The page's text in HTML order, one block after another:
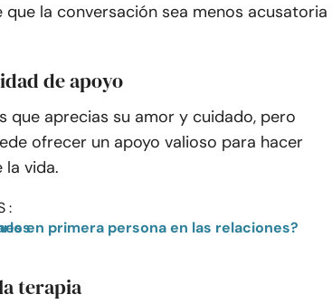
que la conversación sea menos acusatoria
de apoyo
que aprecias su amor y cuidado, pero
ofrecer un apoyo valioso para hacer
vida.
:
utilizarlos
terapia